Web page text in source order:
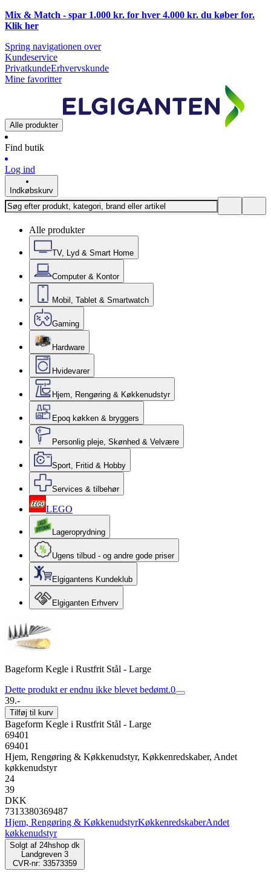
Mix & Match - spar 1.000 kr. for hver 4.000 kr. du køber for.
Klik her
Spring navigationen over
Kundeservice
PrivatkundeErhvervskunde
Mine favoritter
Alle produkter
Find butik
Log ind
Indkøbskurv
Alle produkter
TV, Lyd & Smart Home
Computer & Kontor
Mobil, Tablet & Smartwatch
Gaming
Hardware
Hvidevarer
Hjem, Rengøring & Køkkenudstyr
Epoq køkken & bryggers
Personlig pleje, Skønhed & Velvære
Sport, Fritid & Hobby
Services & tilbehør
LEGO
Lageroprydning
Ugens tilbud - og andre gode priser
Elgigantens Kundeklub
Elgiganten Erhverv
Bageform Kegle i Rustfrit Stål - Large
Dette produkt er endnu ikke blevet bedømt.0
39.-
Tilføj til kurv
Bageform Kegle i Rustfrit Stål - Large
69401
69401
Hjem, Rengøring & Køkkenudstyr, Køkkenredskaber, Andet
køkkenudstyr
24
39
DKK
7313380369487
Hjem, Rengøring & KøkkenudstyrKøkkenredskaberAndet
køkkenudstyr
Solgt af 24hshop dk
Landgreven 3
CVR-nr: 33573359